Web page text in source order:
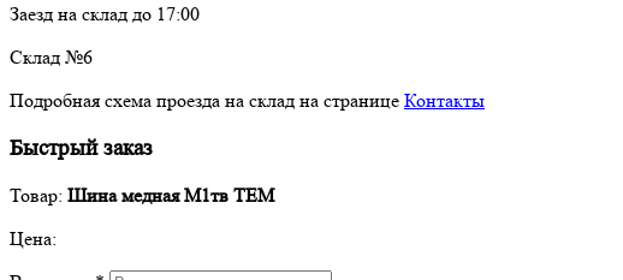
Заезд на склад до 17:00
Склад №6
Подробная схема проезда на склад на странице Контакты
Быстрый заказ
Товар: Шина медная М1тв TEM
Цена: